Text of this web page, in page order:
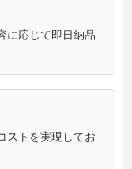
に応じて即日納品
ストを実現してお